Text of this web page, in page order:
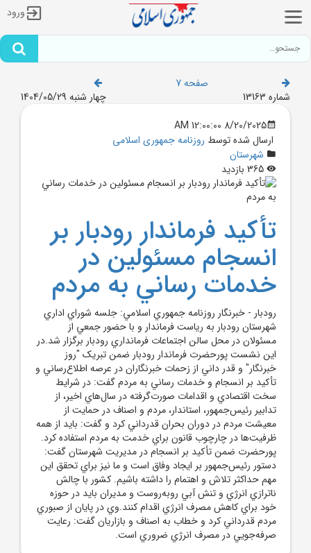
ورود
صفحه 7
شماره 13163
چهار شنبه 1404/05/29
8/20/2025 12:00:00 AM
ارسال شده توسط روزنامه جمهوری اسلامی
شهرستان
تأکيد فرماندار رودبار بر
انسجام مسئولين در
خدمات رساني به مردم
رودبار - خبرنگار روزنامه جمهوري اسلامي: جلسه شوراي اداري
شهرستان رودبار به رياست فرماندار و با حضور جمعي از
مسئولان در محل سالن اجتماعات فرمانداري رودبار برگزار شد.در
اين نشست پورحضرت فرماندار رودبار ضمن تبريک "روز
خبرنگار" و قدر داني از زحمات خبرنگاران در عرصه اطلاع‌رساني و
تأکيد بر انسجام و خدمات رساني به مردم گفت: در شرايط
سخت اقتصادي و اقدامات صورت‌گرفته در سال‌هاي اخير، از
تدابير رئيس‌جمهور، استاندار، مردم و اصناف در حمايت از
معيشت مردم در دوران بحران قدرداني کرد و گفت: بايد از همه
ظرفيت‌ها در چارچوب قانون براي خدمت به مردم استفاده کرد.
پورحضرت ضمن تأکيد بر انسجام در مديريت شهرستان گفت:
دستور رئيس‌جمهور بر ايجاد وفاق است و ما نيز براي تحقق اين
مهم حداکثر تلاش و اهتمام را داشته باشيم. کشور با چالش
ناترازي انرژي و تنش آبي روبه‌روست و مديران بايد در حوزه
خود براي کاهش مصرف انرژي اقدام کنند.وي در پايان از صبوري
مردم قدرداني کرد و خطاب به اصناف و بازاريان گفت: رعايت
صرفه‌جويي در مصرف انرژي ضروري است.